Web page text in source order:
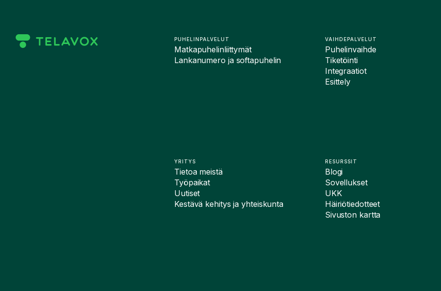
PUHELINPALVELUT
Matkapuhelinliittymät
Lankanumero ja softapuhelin
YRITYS
Tietoa meistä
Työpaikat
Uutiset
Kestävä kehitys ja yhteiskunta
VAIHDEPALVELUT
Puhelinvaihde
Tiketöinti
Integraatiot
Esittely
RESURSSIT
Blogi
Sovellukset
UKK
Häiriötiedotteet
Sivuston kartta